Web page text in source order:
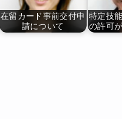
在留カード事前交付申
請について
特定技
の許可